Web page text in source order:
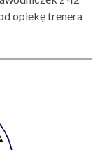
opiekę trenera